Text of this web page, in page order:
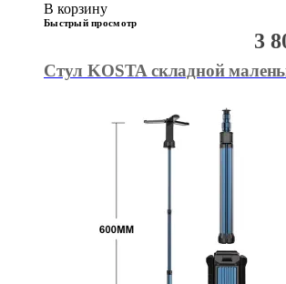
В корзину
Быстрый просмотр
Стул KOSTA складной
3